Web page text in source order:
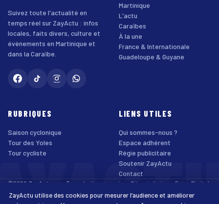
Suivez toute l'actualité en
temps réel sur ZayActu : infos
locales, faits divers, culture et
événements en Martinique et
dans la Caraïbe.
Martinique
L'actu
Caraïbes
À la une
France & Internationale
Guadeloupe & Guyane
RUBRIQUES
Saison cyclonique
Tour des Yoles
Tour cycliste
LIENS UTILES
Qui sommes-nous ?
Espace adhérent
Régie publicitaire
Soutenir ZayActu
Contact
©2026 ZayActu.org. Tous droits réservés. · Site réalisé par Enjoy Digital
Agency
Mentions légales
Confidentialité Cookies Accessibilité
ZayActu utilise des cookies pour mesurer l’audience et améliorer